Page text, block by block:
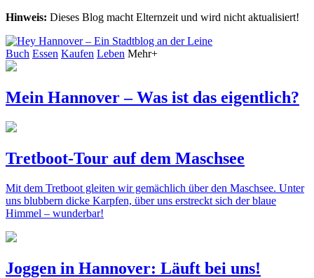
Hinweis: Dieses Blog macht Elternzeit und wird nicht aktualisiert!
Buch Essen Kaufen Leben Mehr+
Mein Hannover – Was ist das eigentlich?
Tretboot-Tour auf dem Maschsee
Mit dem Tretboot gleiten wir gemächlich über den Maschsee. Unter
uns blubbern dicke Karpfen, über uns erstreckt sich der blaue
Himmel – wunderbar!
Joggen in Hannover: Läuft bei uns!